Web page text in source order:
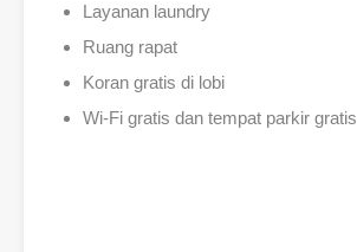
Layanan laundry
Ruang rapat
Koran gratis di lobi
Wi-Fi gratis dan tempat parkir gratis